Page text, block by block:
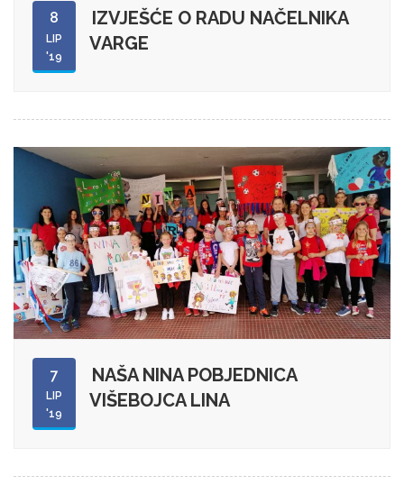
8
LIP
'19
IZVJEŠĆE O RADU NAČELNIKA
VARGE
7
LIP
'19
NAŠA NINA POBJEDNICA
VIŠEBOJCA LINA